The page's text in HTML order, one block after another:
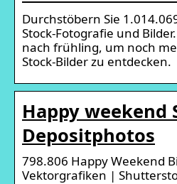
Durchstöbern Sie
Stock-Fotografie und
nach frühling, um noch
Stock-Bilder zu entdecken.
Happy weekend
Depositphotos
798.806 Happy Weekend
Vektorgrafiken |